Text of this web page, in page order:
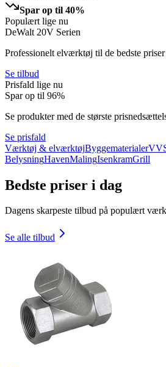
Spar op til 40%
Populært lige nu
DeWalt 20V Serien
Professionelt elværktøj til de bedste priser
Se tilbud
Prisfald lige nu
Spar op til 96%
Se produkter med de største
Se prisfald
Værktøj & elværktøjByggematerialer
BelysningHavenMalingIsenkramGrill
Bedste priser i dag
Dagens skarpeste tilbud på populært
Se alle tilbud